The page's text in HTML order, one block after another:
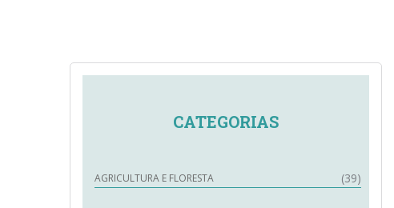
CATEGORIAS
AGRICULTURA E FLORESTA (39)